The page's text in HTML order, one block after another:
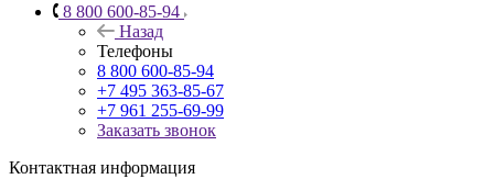
8 800 600-85-94
Назад
Телефоны
8 800 600-85-94
+7 495 363-85-67
+7 961 255-69-99
Заказать звонок
Контактная информация